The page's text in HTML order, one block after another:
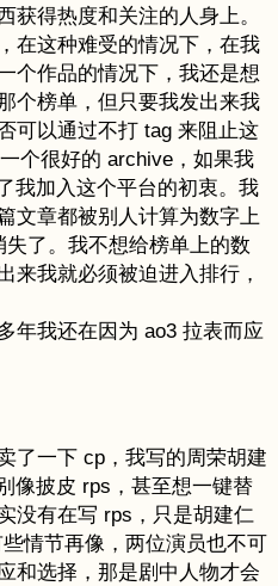
获得热度和关注的人身上。
在这种难受的情况下，在我
个作品的情况下，我还是想
个榜单，但只要我发出来我
可以通过不打 tag 来阻止这
个很好的 archive，如果我
我加入这个平台的初衷。我
文章都被别人计算为数字上
了。我不想给榜单上的数
来我就必须被迫进入排行，
年我还在因为 ao3 拉表而应
了一下 cp，我写的周荣胡建
像披皮 rps，甚至想一键替
没有在写 rps，只是胡建仁
情节再像，两位演员也不可
和选择，那是剧中人物才会